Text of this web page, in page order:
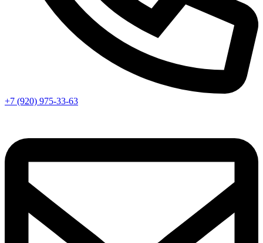
+7 (920) 975-33-63